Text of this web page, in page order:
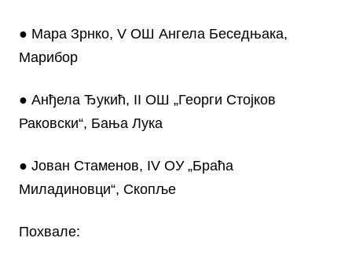
● Мара Зрнко, V ОШ Ангела Беседњака,
Марибор
● Анђела Ђукић, II ОШ „Георги Стојков
Раковски“, Бања Лука
● Јован Стаменов, IV ОУ „Браћа
Миладиновци“, Скопље
Похвале: